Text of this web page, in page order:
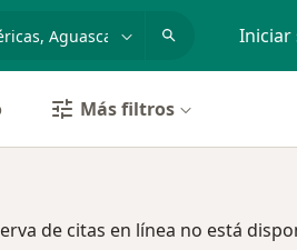
Iniciar
Más filtros
de citas en línea no está